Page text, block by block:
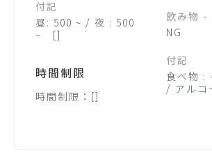
付記
昼: 500 ~ / 夜 : 500
~ []
時間制限
時間制限：[]
飲み物 -
NG
付記
食べ物 :
/ アルコ